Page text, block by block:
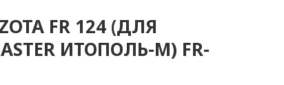
FR 124 (ДЛЯ
ИТОПОЛЬ-М) FR-